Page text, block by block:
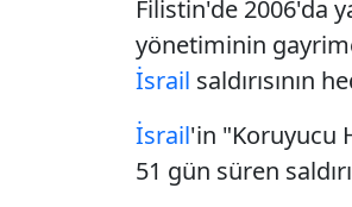
Filistin'de 2006'da
yönetiminin
İsrail saldırısının
İsrail'in "Koruyucu
51 gün süren